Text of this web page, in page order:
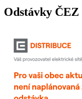
Odstávky ČEZ